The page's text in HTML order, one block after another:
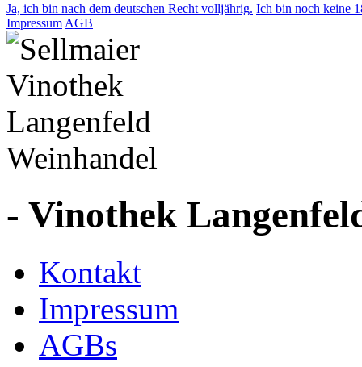
Ja, ich bin nach dem deutschen Recht volljährig. Ich bin noch keine
Impressum AGB
- Vinothek
Kontakt
Impressum
AGBs